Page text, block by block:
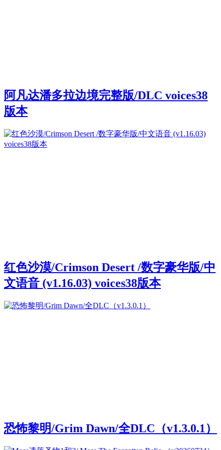
阿凡达潘多拉边境完整版/DLC voices38
版本
红色沙漠/Crimson Desert /数字豪华版/中
文语音 (v1.16.03) voices38版本
恐怖黎明/Grim Dawn/全DLC（v1.3.0.1）